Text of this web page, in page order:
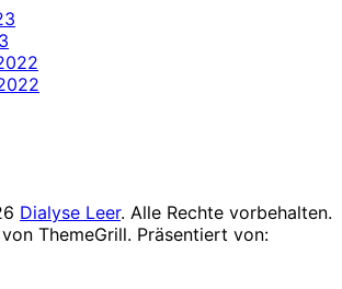
Dialyse Leer. Alle Rechte vorbehalten.
von ThemeGrill. Präsentiert von: